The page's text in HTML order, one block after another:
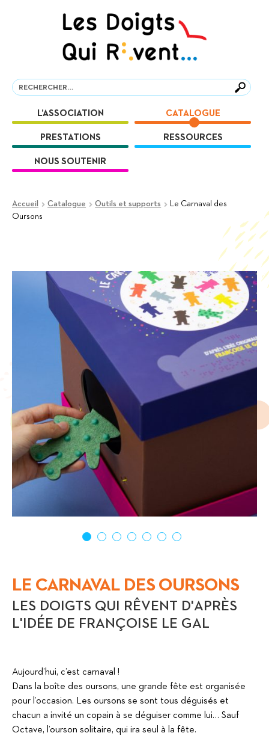
Recherche
Recherche
L’ASSOCIATION CATALOGUE
PRESTATIONS RESSOURCES
NOUS SOUTENIR
Accueil Catalogue Outils et supports
Le Carnaval des
Oursons
LE CARNAVAL DES OURSONS
LES DOIGTS QUI RÊVENT D'APRÈS
L'IDÉE DE FRANÇOISE LE GAL
Aujourd’hui, c’est carnaval !
Dans la boîte des oursons, une grande fête est organisée
pour l’occasion. Les oursons se sont tous déguisés et
chacun a invité un copain à se déguiser comme lui… Sauf
Octave, l’ourson solitaire, qui ira seul à la fête.